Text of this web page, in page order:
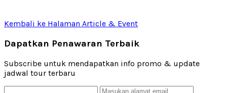
Kembali ke Halaman Article & Event
Dapatkan Penawaran Terbaik
Subscribe untuk mendapatkan info promo & update
jadwal tour terbaru